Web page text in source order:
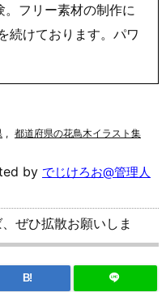
フリー素材の制作に
続けております。パワ
, 都道府県の花鳥木イラスト集
by でじけろお@管理人
ぜひ拡散お願いしま
B!